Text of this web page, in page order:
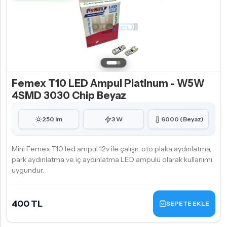
Femex T10 LED Ampul Platinum - W5W
4SMD 3030 Chip Beyaz
250 lm 3 W 6000 (Beyaz)
Mini Femex T10 led ampul 12v ile çalışır, oto plaka aydınlatma,
park aydınlatma ve iç aydınlatma LED ampulü olarak kullanımı
uygundur.
400 TL SEPETE EKLE